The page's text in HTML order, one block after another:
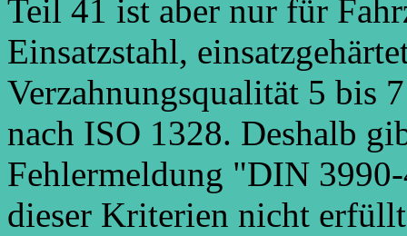
Teil 41 ist aber nur für
Einsatzstahl,
Verzahnungsqualität 5 bis
nach ISO 1328. Deshalb
Fehlermeldung "DIN
dieser Kriterien nicht